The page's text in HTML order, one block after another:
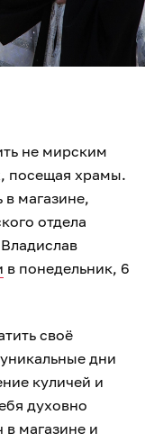
не мирским
посещая храмы.
магазине,
отдела
в понедельник, 6
своё
дни
куличей и
духовно
в магазине и